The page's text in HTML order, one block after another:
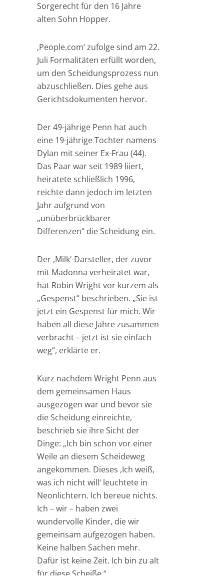
Sorgerecht für den 16 Jahre
alten Sohn Hopper.
‚People.com‘ zufolge sind am 22.
Juli Formalitäten erfüllt worden,
um den Scheidungsprozess nun
abzuschließen. Dies gehe aus
Gerichtsdokumenten hervor.
Der 49-jährige Penn hat auch
eine 19-jährige Tochter namens
Dylan mit seiner Ex-Frau (44).
Das Paar war seit 1989 liiert,
heiratete schließlich 1996,
reichte dann jedoch im letzten
Jahr aufgrund von
„unüberbrückbarer
Differenzen“ die Scheidung ein.
Der ‚Milk‘-Darsteller, der zuvor
mit Madonna verheiratet war,
hat Robin Wright vor kurzem als
„Gespenst“ beschrieben. „Sie ist
jetzt ein Gespenst für mich. Wir
haben all diese Jahre zusammen
verbracht – jetzt ist sie einfach
weg“, erklärte er.
Kurz nachdem Wright Penn aus
dem gemeinsamen Haus
ausgezogen war und bevor sie
die Scheidung einreichte,
beschrieb sie ihre Sicht der
Dinge: „Ich bin schon vor einer
Weile an diesem Scheideweg
angekommen. Dieses ‚Ich weiß,
was ich nicht will‘ leuchtete in
Neonlichtern. Ich bereue nichts.
Ich – wir – haben zwei
wundervolle Kinder, die wir
gemeinsam aufgezogen haben.
Keine halben Sachen mehr.
Dafür ist keine Zeit. Ich bin zu alt
für diese Scheiße.“